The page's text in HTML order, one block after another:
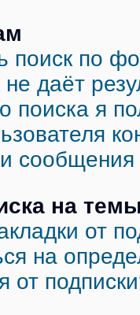
поиск по
даёт
поиска я
на
от
на
от